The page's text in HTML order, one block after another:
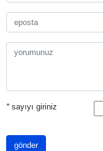
*sayıyı giriniz
gönder